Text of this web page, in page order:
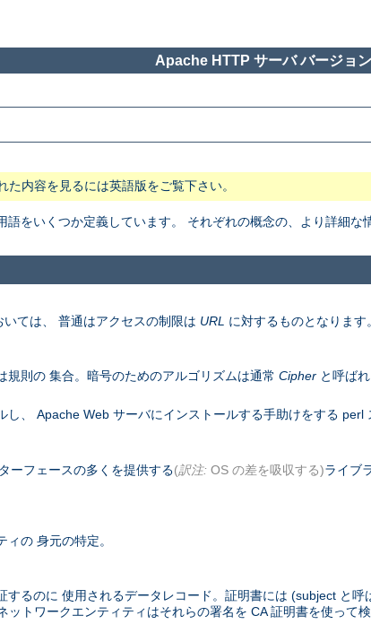
Apache HTTP サーバ バージョ
内容を見るには英語版をご覧下さい。
をいくつか定義しています。 それぞれの概念の、より詳細な
ては、 普通はアクセスの制限は URL に対するものとなります。
則の 集合。暗号のためのアルゴリズムは通常 Cipher と呼ばれ
し、 Apache Web サーバにインストールする手助けをする perl
ーフェースの多くを提供する(訳注: OS の差を吸収する)ライブ
の 身元の特定。
るのに 使用されるデータレコード。証明書には (subject と
トワークエンティティはそれらの署名を CA 証明書を使って検